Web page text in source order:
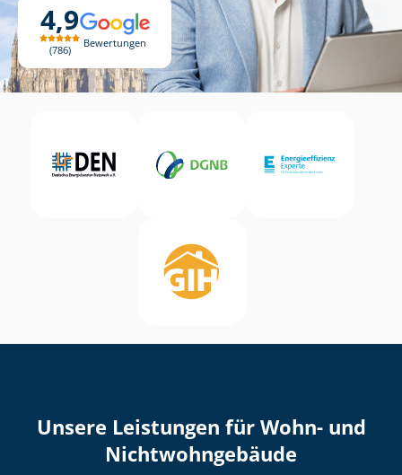
4,9
786
Bewertungen
Unsere Leistungen für Wohn- und
Nicht­wohn­ge­bäu­de